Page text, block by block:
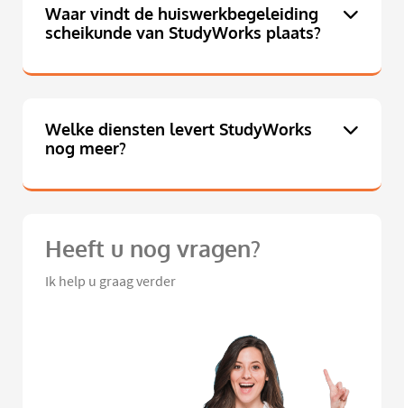
Waar vindt de huiswerkbegeleiding
scheikunde van StudyWorks plaats?
Welke diensten levert StudyWorks
nog meer?
Heeft u nog vragen?
Ik help u graag verder